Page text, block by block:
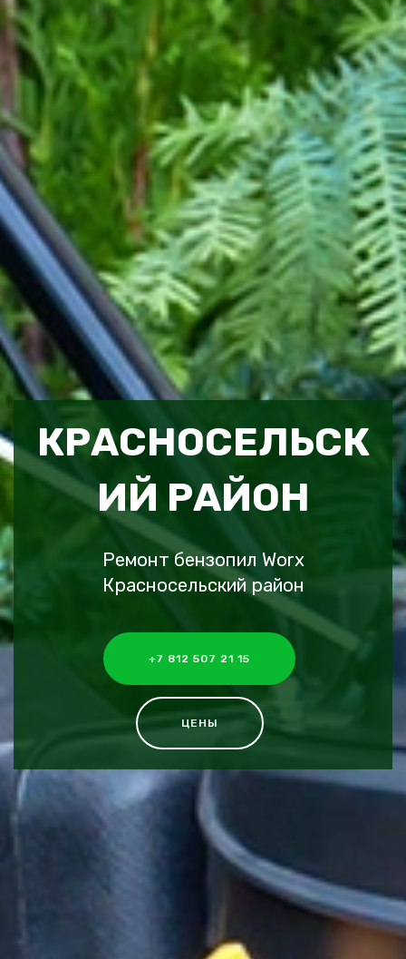
КРАСНОСЕЛЬСК
ИЙ РАЙОН
Ремонт бензопил Worx
Красносельский район
+7 812 507 21 15
ЦЕНЫ